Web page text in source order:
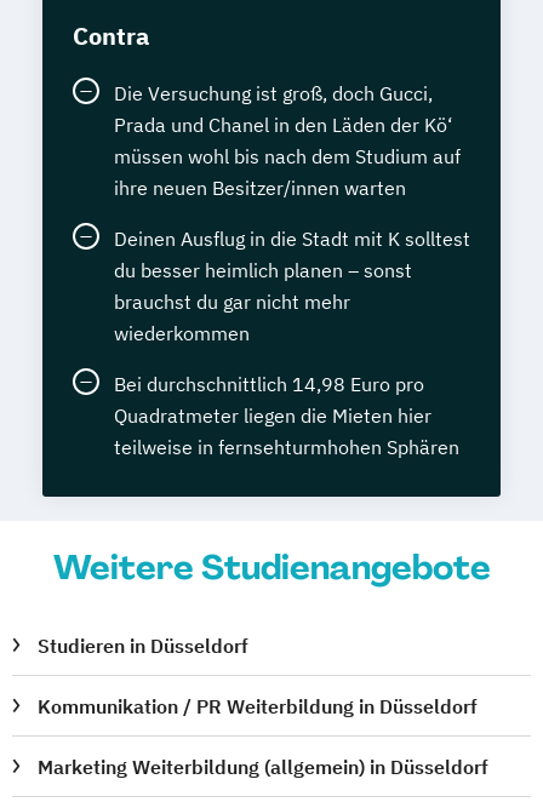
Contra
Die Versuchung ist groß, doch Gucci,
Prada und Chanel in den Läden der Kö‘
müssen wohl bis nach dem Studium auf
ihre neuen Besitzer/innen warten
Deinen Ausflug in die Stadt mit K solltest
du besser heimlich planen – sonst
brauchst du gar nicht mehr
wiederkommen
Bei durchschnittlich 14,98 Euro pro
Quadratmeter liegen die Mieten hier
teilweise in fernsehturmhohen Sphären
Weitere Studienangebote
Studieren in Düsseldorf
Kommunikation / PR Weiterbildung in Düsseldorf
Marketing Weiterbildung (allgemein) in Düsseldorf